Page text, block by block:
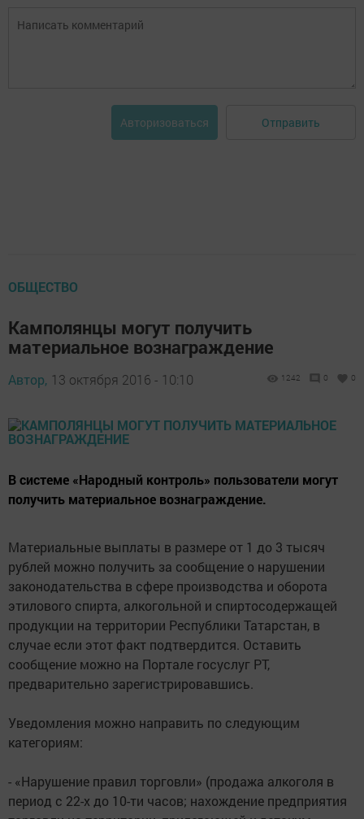
Авторизоваться Отправить
ОБЩЕСТВО
Камполянцы могут получить
материальное вознаграждение
Автор, 13 октября 2016 - 10:10 1242 0 0
В системе «Народный контроль» пользователи могут
получить материальное вознаграждение.
Материальные выплаты в размере от 1 до 3 тысяч
рублей можно получить за сообщение о нарушении
законодательства в сфере производства и оборота
этилового спирта, алкогольной и спиртосодержащей
продукции на территории Республики Татарстан, в
случае если этот факт подтвердится. Оставить
сообщение можно на Портале госуслуг РТ,
предварительно зарегистрировавшись.
Уведомления можно направить по следующим
категориям:
- «Нарушение правил торговли» (продажа алкоголя в
период с 22-х до 10-ти часов; нахождение предприятия